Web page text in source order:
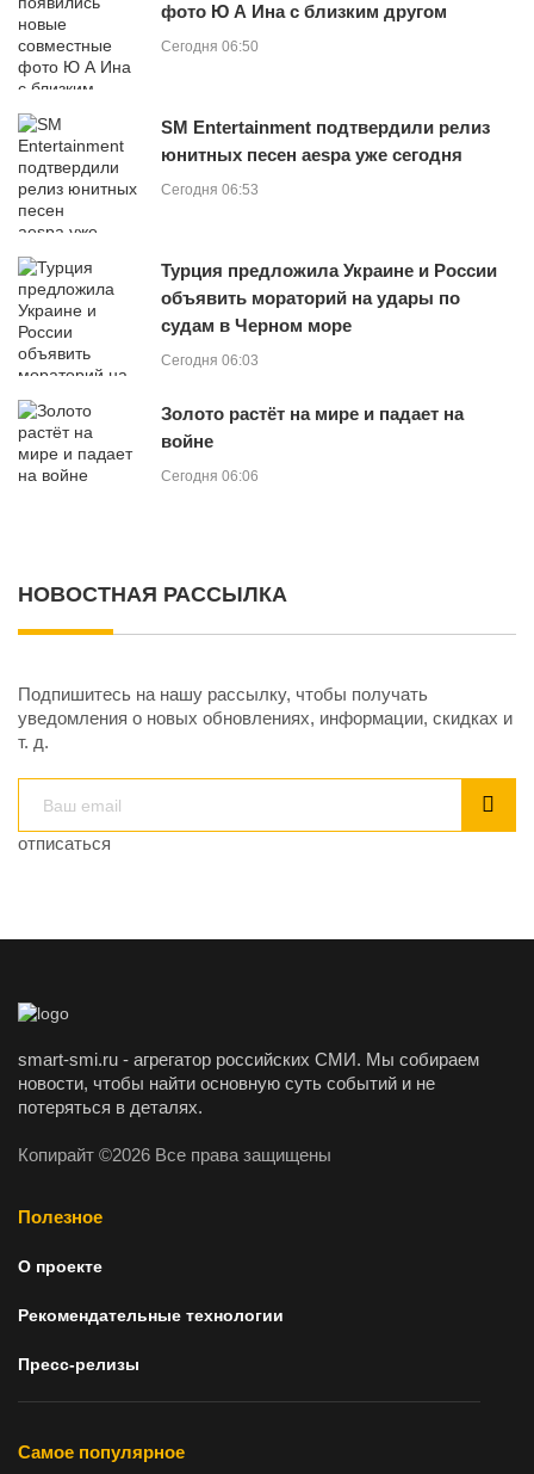
фото Ю А Ина с близким другом
Сегодня 06:50
SM Entertainment подтвердили релиз
юнитных песен aespa уже сегодня
Сегодня 06:53
Турция предложила Украине и России
объявить мораторий на удары по
судам в Черном море
Сегодня 06:03
Золото растёт на мире и падает на
войне
Сегодня 06:06
НОВОСТНАЯ РАССЫЛКА
Подпишитесь на нашу рассылку, чтобы получать
уведомления о новых обновлениях, информации, скидках и
т. д.
отписаться
smart-smi.ru - агрегатор российских СМИ. Мы собираем
новости, чтобы найти основную суть событий и не
потеряться в деталях.
Копирайт ©2026 Все права защищены
Полезное
О проекте
Рекомендательные технологии
Пресс-релизы
Самое популярное